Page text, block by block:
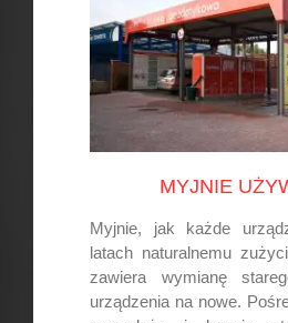
MYJNIE
Myjnie, jak każde
latach naturalnemu
zawiera wymianę
urządzenia na nowe.